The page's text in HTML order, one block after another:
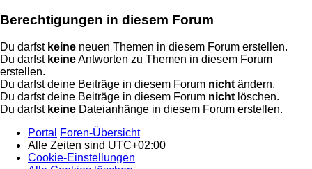
Berechtigungen in diesem Forum
Du darfst keine neuen Themen in diesem Forum erstellen.
Du darfst keineAntworten zu Themen in diesem Forum
erstellen.
Du darfst deine Beiträge in diesem Forum nicht ändern.
Du darfst deine Beiträge in diesem Forum nicht löschen.
Du darfst keine Dateianhänge in diesem Forum erstellen.
Portal
Foren-Übersicht
Alle Zeiten sind UTC+02:00
Cookie-Einstellungen